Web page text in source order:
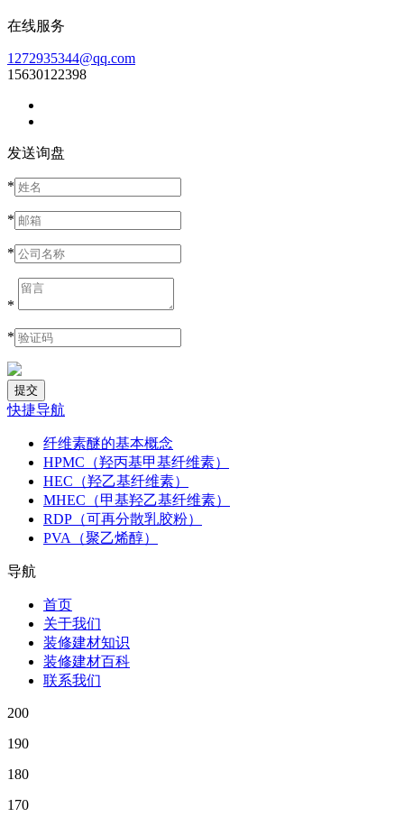
在线服务
1272935344@qq.com
15630122398
发送询盘
*
*
*
*
*
快捷导航
纤维素醚的基本概念
HPMC（羟丙基甲基纤维素）
HEC（羟乙基纤维素）
MHEC（甲基羟乙基纤维素）
RDP（可再分散乳胶粉）
PVA（聚乙烯醇）
导航
首页
关于我们
装修建材知识
装修建材百科
联系我们
200
190
180
170